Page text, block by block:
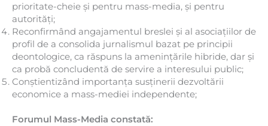
prioritate-cheie și pentru mass-media, și pentru
autorități;
Reconfirmând angajamentul breslei și al asociațiilor de
profil de a consolida jurnalismul bazat pe principii
deontologice, ca răspuns la amenințările hibride, dar și
ca probă concludentă de servire a interesului public;
Conștientizând importanța susținerii dezvoltării
economice a mass-mediei independente;
Forumul Mass-Media constată: